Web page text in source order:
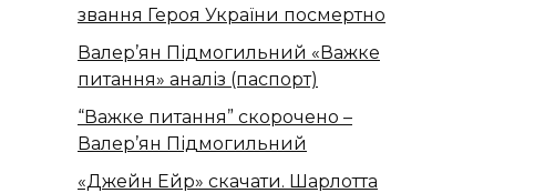
звання Героя України посмертно
Валер’ян Підмогильний «Важке
питання» аналіз (паспорт)
“Важке питання” скорочено –
Валер’ян Підмогильний
«Джейн Ейр» скачати. Шарлотта